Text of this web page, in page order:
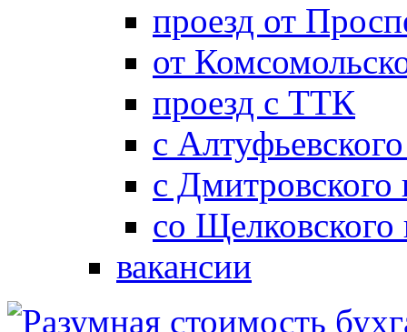
проезд от
от
проезд с ТТК
с
с Дмитровского
со Щелковского
вакансии